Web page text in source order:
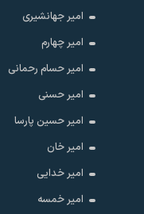
امیر جهانشیری
امیر چهارم
امیر حسام رحمانی
امیر حسنی
امیر حسین پارسا
امیر خان
امیر خدایی
امیر خمسه